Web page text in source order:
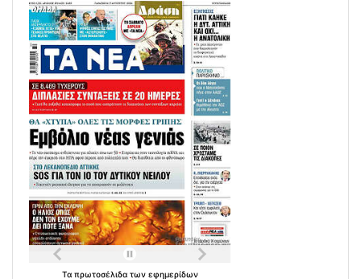
Τα πρωτοσέλιδα των εφημερίδων